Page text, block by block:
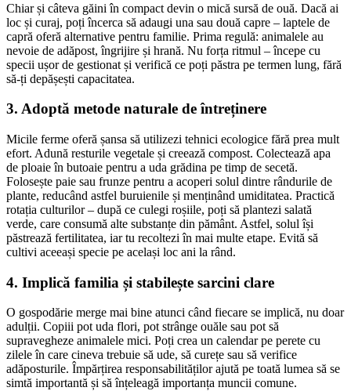
Chiar și câteva găini în compact devin o mică sursă de ouă. Dacă ai
loc și curaj, poți încerca să adaugi una sau două capre – laptele de
capră oferă alternative pentru familie. Prima regulă: animalele au
nevoie de adăpost, îngrijire și hrană. Nu forța ritmul – începe cu
specii ușor de gestionat și verifică ce poți păstra pe termen lung, fără
să-ți depășești capacitatea.
3. Adoptă metode naturale de întreținere
Micile ferme oferă șansa să utilizezi tehnici ecologice fără prea mult
efort. Adună resturile vegetale și creează compost. Colectează apa
de ploaie în butoaie pentru a uda grădina pe timp de secetă.
Folosește paie sau frunze pentru a acoperi solul dintre rândurile de
plante, reducând astfel buruienile și menținând umiditatea. Practică
rotația culturilor – după ce culegi roșiile, poți să plantezi salată
verde, care consumă alte substanțe din pământ. Astfel, solul își
păstrează fertilitatea, iar tu recoltezi în mai multe etape. Evită să
cultivi aceeași specie pe același loc ani la rând.
4. Implică familia și stabilește sarcini clare
O gospodărie merge mai bine atunci când fiecare se implică, nu doar
adulții. Copiii pot uda flori, pot strânge ouăle sau pot să
supravegheze animalele mici. Poți crea un calendar pe perete cu
zilele în care cineva trebuie să ude, să curețe sau să verifice
adăposturile. Împărțirea responsabilităților ajută pe toată lumea să se
simtă importantă și să înțeleagă importanța muncii comune.